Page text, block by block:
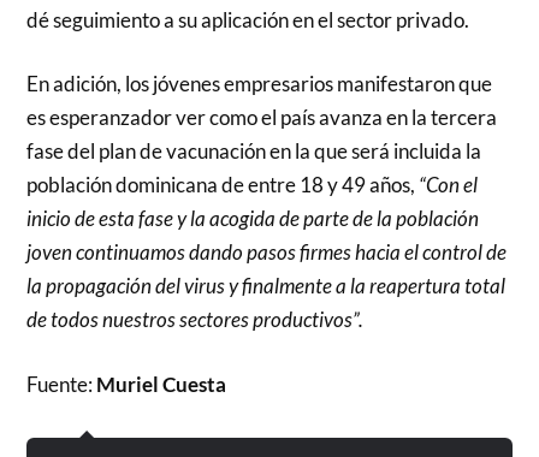
dé seguimiento a su aplicación en el sector privado.
En adición, los jóvenes empresarios manifestaron que
es esperanzador ver como el país avanza en la tercera
fase del plan de vacunación en la que será incluida la
población dominicana de entre 18 y 49 años, “Con el
inicio de esta fase y la acogida de parte de la población
joven continuamos dando pasos firmes hacia el control de
la propagación del virus y finalmente a la reapertura total
de todos nuestros sectores productivos”.
Fuente:Muriel Cuesta